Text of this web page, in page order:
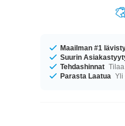
Maailman #1
Suurin
Tehdashinnat
Parasta Laatua Yli